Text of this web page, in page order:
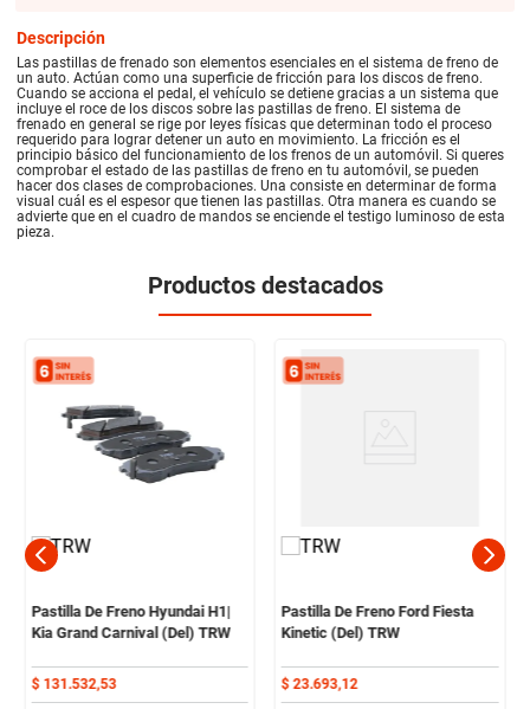
Descripción
Las pastillas de frenado son elementos esenciales en el sistema de freno de
un auto. Actúan como una superficie de fricción para los discos de freno.
Cuando se acciona el pedal, el vehículo se detiene gracias a un sistema que
incluye el roce de los discos sobre las pastillas de freno. El sistema de
frenado en general se rige por leyes físicas que determinan todo el proceso
requerido para lograr detener un auto en movimiento. La fricción es el
principio básico del funcionamiento de los frenos de un automóvil. Si queres
comprobar el estado de las pastillas de freno en tu automóvil, se pueden
hacer dos clases de comprobaciones. Una consiste en determinar de forma
visual cuál es el espesor que tienen las pastillas. Otra manera es cuando se
advierte que en el cuadro de mandos se enciende el testigo luminoso de esta
pieza.
Productos destacados
Pastilla De Freno Hyundai H1|
Kia Grand Carnival (Del) TRW
$ 131 .532,53
Pastilla De Freno Ford Fiesta
Kinetic (Del) TRW
$ 23.693,12